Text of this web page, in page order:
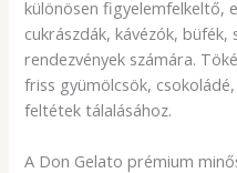
különösen figyelemfelkeltő,
cukrászdák, kávézók,
rendezvények számára.
friss gyümölcsök,
feltétek tálalásához.
A Don Gelato prémium